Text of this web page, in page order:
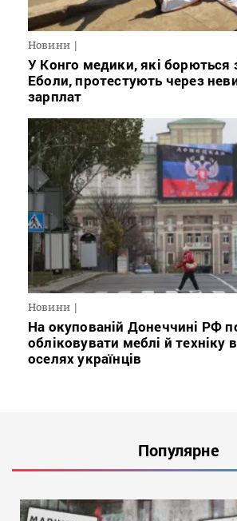
Новини
У Конго медики, які борються
Еболи, протестують через
зарплат
Новини
На окупованій Донеччині РФ
обліковувати меблі й техніку
оселях українців
Популярне